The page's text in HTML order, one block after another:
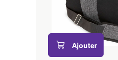
Ajouter